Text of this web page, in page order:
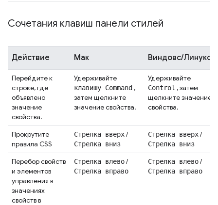
Сочетания клавиш панели стилей
Действие Мак Виндовс/Линукс
Перейдите к
строке, где
объявлено
значение
свойства.
Удерживайте
клавишу Command ,
затем щелкните
значение свойства.
Удерживайте
Control , затем
щелкните значение
свойства.
Прокрутите
правила CSS
Стрелка вверх/
Стрелка вниз
Стрелка вверх/
Стрелка вниз
Перебор свойств
и элементов
управления в
значениях
свойств в
Стрелка влево/
Стрелка вправо
Стрелка влево/
Стрелка вправо